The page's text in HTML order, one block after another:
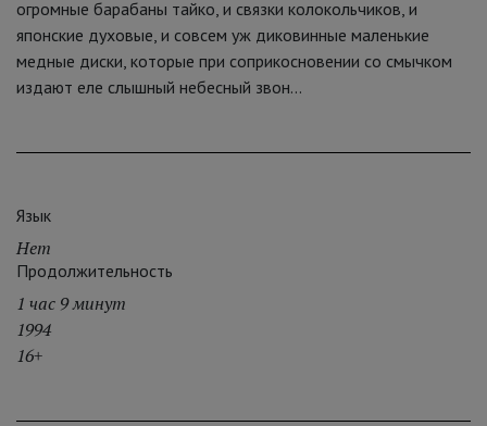
огромные барабаны тайко, и связки колокольчиков, и
японские духовые, и совсем уж диковинные маленькие
медные диски, которые при соприкосновении со смычком
издают еле слышный небесный звон...
Язык
Нет
Продолжительность
1 час 9 минут
1994
16+